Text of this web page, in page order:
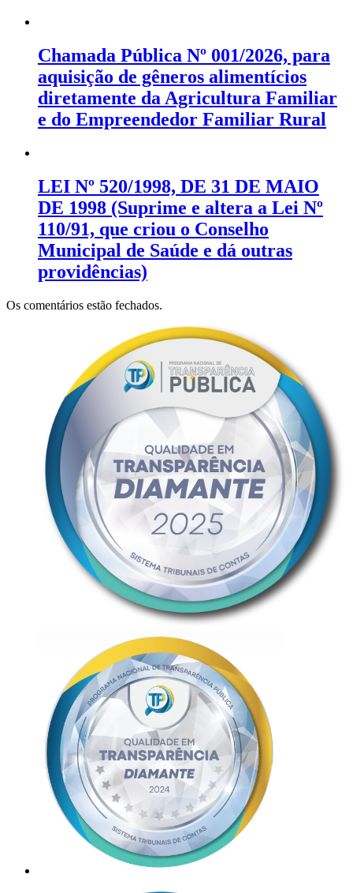
Chamada Pública Nº 001/2026, para
aquisição de gêneros alimentícios
diretamente da Agricultura Familiar
e do Empreendedor Familiar Rural
LEI Nº 520/1998, DE 31 DE MAIO
DE 1998 (Suprime e altera a Lei Nº
110/91, que criou o Conselho
Municipal de Saúde e dá outras
providências)
Os comentários estão fechados.